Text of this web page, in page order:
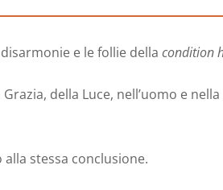
e le follie della condition
Grazia, della Luce, nell’uomo e
stessa conclusione.